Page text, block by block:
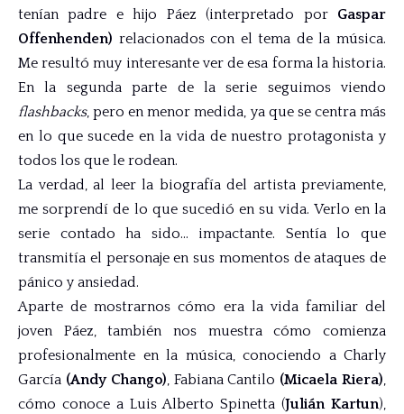
tenían padre e hijo Páez (interpretado por Gaspar
Offenhenden) relacionados con el tema de la música.
Me resultó muy interesante ver de esa forma la historia.
En la segunda parte de la serie seguimos viendo
flashbacks, pero en menor medida, ya que se centra más
en lo que sucede en la vida de nuestro protagonista y
todos los que le rodean.
La verdad, al leer la biografía del artista previamente,
me sorprendí de lo que sucedió en su vida. Verlo en la
serie contado ha sido… impactante. Sentía lo que
transmitía el personaje en sus momentos de ataques de
pánico y ansiedad.
Aparte de mostrarnos cómo era la vida familiar del
joven Páez, también nos muestra cómo comienza
profesionalmente en la música, conociendo a Charly
García (Andy Chango), Fabiana Cantilo (Micaela Riera),
cómo conoce a Luis Alberto Spinetta (Julián Kartun),